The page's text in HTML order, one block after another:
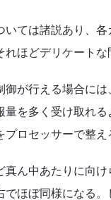
ては諸説あり、
ほどデリケートな
が行える場合に
を多く受け取れ
ロセッサーで整え
ん中あたりに向
ほぼ同様になる